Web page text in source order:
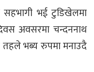
सहभागी भई टुडिखेलमा
अवसरमा चन्दननाथ
भब्य रुपमा मनाउदै